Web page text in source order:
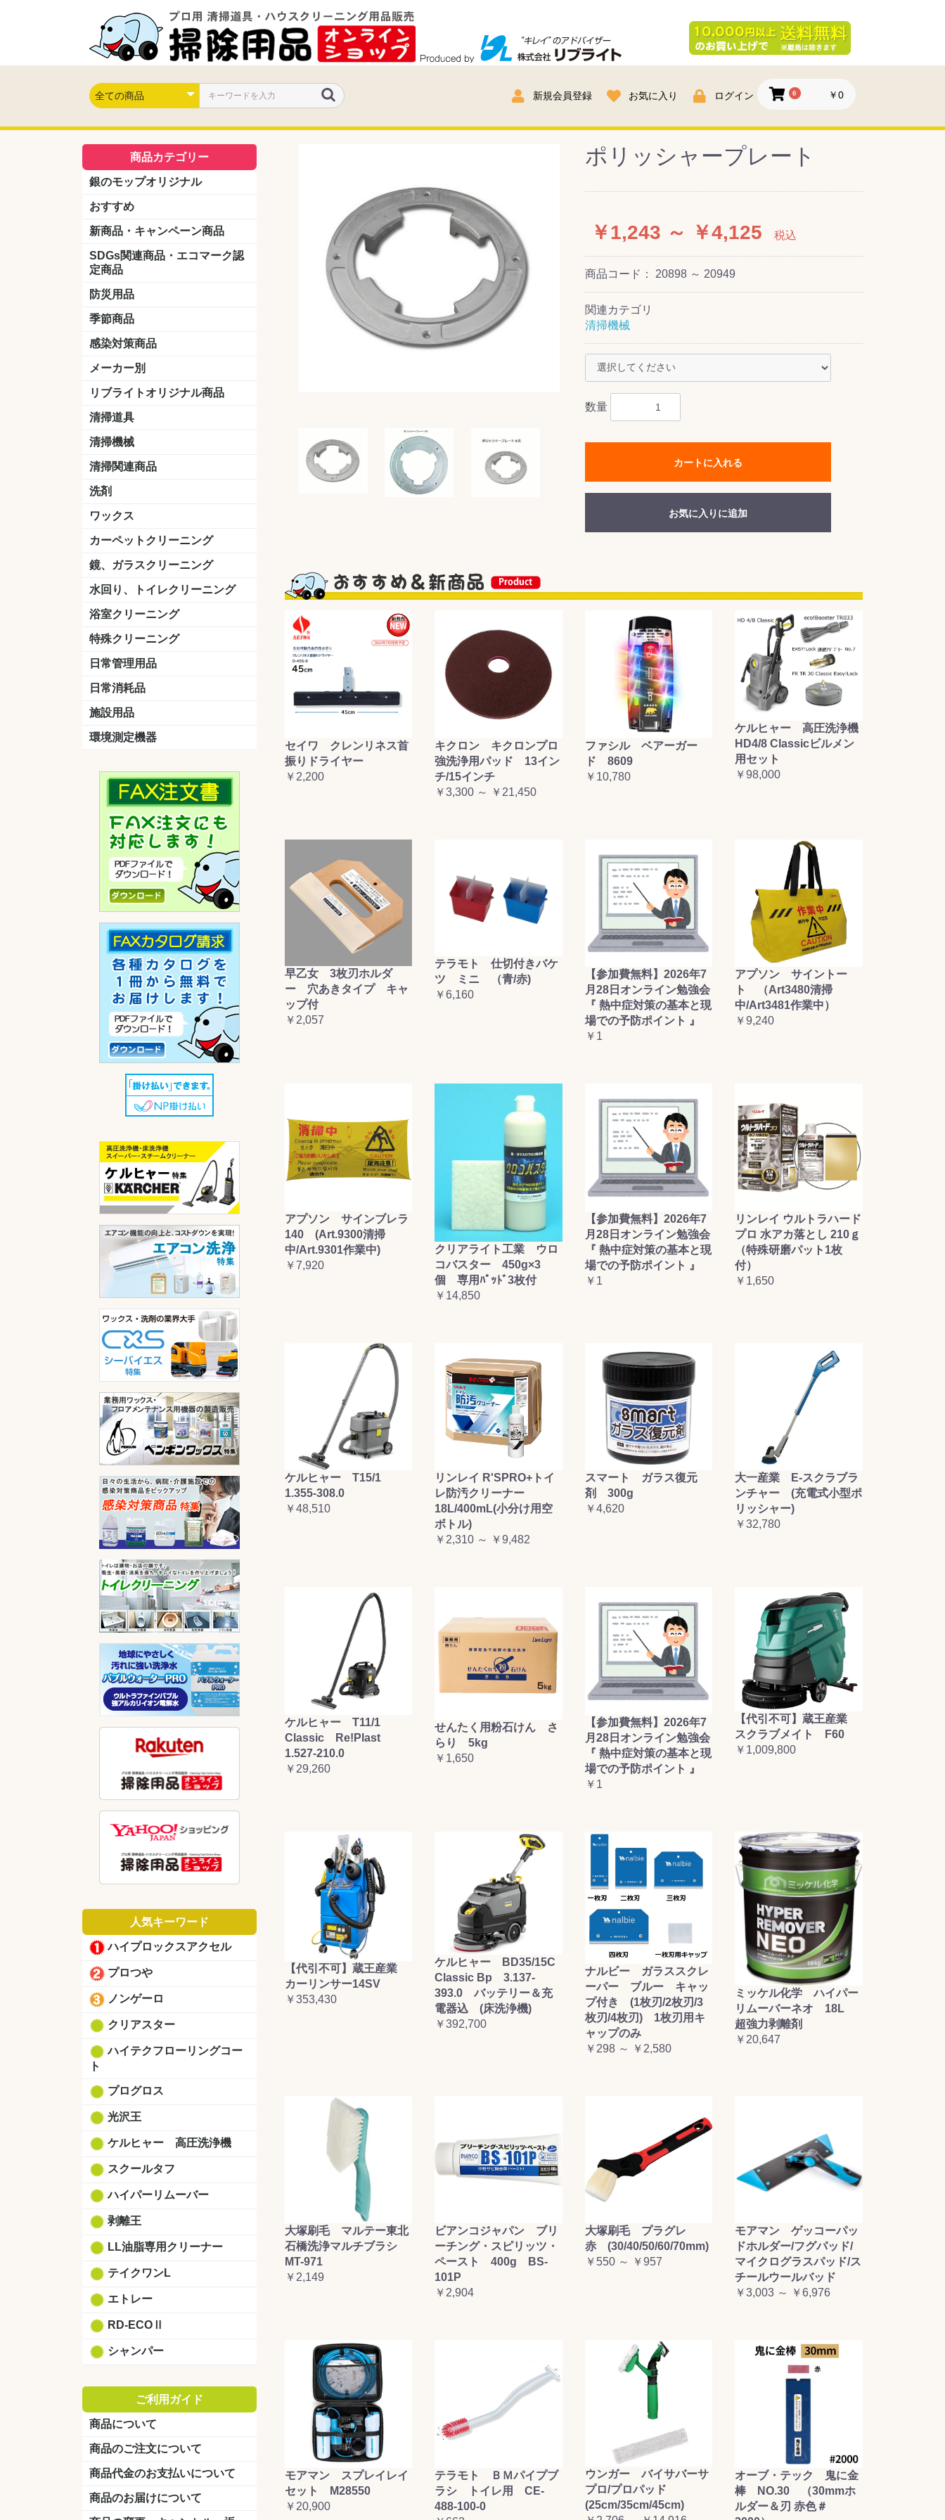
新規会員登録 お気に入り ログイン 0 ￥0
商品カテゴリー
銀のモップオリジナル
おすすめ
新商品・キャンペーン商品
キャンペーン商品
新製品
SDGs関連商品・エコマーク認
定商品
防災用品
季節商品
感染対策商品
おう吐物
除菌洗剤
うがい薬
マスク
手洗い石鹸
手指消毒
手袋
メーカー別
クオリティ
ニイタカ
シーバイエス
リンレイ
ペンギンワックス
横浜油脂工業
ミッケル化学（旧：スイショウ
ユシロ化学
コニシ
つやげん
ダイカ商事
スリーエムジャパン
山崎産業
テラモト
セイワ
エトレー
ラバーメイド
ジャパックス
日本サニパック
ケルヒャー
マキタ
ショーワグローブ
花王
サラヤ
アルボース
コスケム
ミヤキ
紺商
信徳ポミー
リブライトオリジナル商品
LLオレンジクリーナー
LL油脂専用クリーナー
LLワックスモップ
LL-21
マーベラスiL
清掃道具
ほうき
ちりとり
モップ及び関連品 ワンタッチ式モップ
水切りドライヤー
その他アタッチメント
(ワンタッチ式用)
モップ ワックス塗布
ハードフロア用ダストモップ
テラモト
その他
清掃機械
掃除機
ドライバキューム
アップライトバキューム
コードレスタイプ
高圧洗浄機
吸水機
カーペット用マシン
送風機
ポリッシャー スタンダード
高速回転
ハンディポリッシャー
関連商品
ポリッシャー・自動床洗浄機用
掃除機用紙パック
その他
清掃関連商品
ダストカート
台車
移動式バレット
脚立
モップハンガー
サインボード
光沢計
カーペット汚染度計
洗剤
床用表面洗浄剤
ハクリ剤
厨房用
工場用
石材用
サビ用
木材用
タイル用
外壁用
壁面用
手あか用
病院用
除菌用
ワックス
樹脂ワックス
半樹脂ワックス
フローリング用
病院用ワックス
中性ワックス
石材用
木床用
その他
カーペットクリーニング
洗剤
ブラシ
パット
その他
鏡、ガラスクリーニング
ガラスワイパー
シャンパー(ウオッシャー)
ガラススクイジー
ケレン
ツールホルダー
洗剤 うろこ取り
天井・高所作業
水回り、トイレクリーニング
洗剤
尿石除去剤
水アカ除去剤
排水管つまり除去剤
消臭・防臭剤
道具
浴室クリーニング
洗剤
バスクリーナー
道具
特殊クリーニング
石材
エアコン
リンス&中和剤&前処理
外壁
その他
日常管理用品
クリーナー
洗濯用洗剤
油汚れ落とし
サビ取り剤
タバコ専用消臭
日常消耗品
トイレットペーパー
ペーパータオル
便座除菌クリーナー
ポリ袋
施設用品
マット・他
ベンチ
灰皿
傘立
くず入れ
環境測定機器
人気キーワード
ハイプロックスアクセル
プロつや
ノンゲーロ
クリアスター
ハイテクフローリングコー
ト
プログロス
光沢王
ケルヒャー 高圧洗浄機
スクールタフ
ハイパーリムーバー
剥離王
LL油脂専用クリーナー
テイクワンL
エトレー
RD-ECOⅡ
シャンパー
ご利用ガイド
商品について
商品のご注文について
商品代金のお支払いについて
商品のお届けについて
ポリッシャープレート
￥1,243 ～ ￥4,125 税込
商品コード： 20898 ～ 20949
関連カテゴリ
清掃機械
数量
カートに入れる
お気に入りに追加
セイワ クレンリネス首
振りドライヤー
￥2,200
キクロン キクロンプロ
強洗浄用パッド 13イン
チ/15インチ
￥3,300 ～ ￥21,450
ファシル ベアーガー
ド 8609
￥10,780
ケルヒャー 高圧洗浄機
HD4/8 Classicビルメン
用セット
￥98,000
早乙女 3枚刃ホルダ
ー 穴あきタイプ キャ
ップ付
￥2,057
テラモト 仕切付きバケ
ツ ミニ （青/赤)
￥6,160
【参加費無料】2026年7
月28日オンライン勉強会
『 熱中症対策の基本と現
場での予防ポイント 』
￥1
アプソン サイントー
ト （Art3480清掃
中/Art3481作業中）
￥9,240
アプソン サインブレラ
140 (Art.9300清掃
中/Art.9301作業中)
￥7,920
クリアライト工業 ウロ
コバスター 450g×3
個 専用ﾊﾟｯﾄﾞ3枚付
￥14,850
【参加費無料】2026年7
月28日オンライン勉強会
『 熱中症対策の基本と現
場での予防ポイント 』
￥1
リンレイ ウルトラハード
プロ 水アカ落とし 210ｇ
（特殊研磨パット1枚
付）
￥1,650
ケルヒャー T15/1
1.355-308.0
￥48,510
リンレイ R'SPRO+トイ
レ防汚クリーナー
18L/400mL(小分け用空
ボトル)
￥2,310 ～ ￥9,482
スマート ガラス復元
剤 300g
￥4,620
大一産業 E-スクラブラ
ンチャー (充電式小型ポ
リッシャー)
￥32,780
ケルヒャー T11/1
Classic Re!Plast
1.527-210.0
￥29,260
せんたく用粉石けん さ
らり 5kg
￥1,650
【参加費無料】2026年7
月28日オンライン勉強会
『 熱中症対策の基本と現
場での予防ポイント 』
￥1
【代引不可】蔵王産業
スクラブメイト F60
￥1,009,800
【代引不可】蔵王産業
カーリンサー14SV
￥353,430
ケルヒャー BD35/15C
Classic Bp 3.137-
393.0 バッテリー＆充
電器込 (床洗浄機)
￥392,700
ナルビー ガラススクレ
ーパー ブルー キャッ
プ付き (1枚刃/2枚刃/3
枚刃/4枚刃) 1枚刃用キ
ャップのみ
￥298 ～ ￥2,580
ミッケル化学 ハイパー
リムーバーネオ 18L
超強力剥離剤
￥20,647
大塚刷毛 マルテー東北
石橋洗浄マルチブラシ
MT-971
￥2,149
ビアンコジャパン ブリ
ーチング・スピリッツ・
ペースト 400g BS-
101P
￥2,904
大塚刷毛 プラグレ
赤 (30/40/50/60/70mm)
￥550 ～ ￥957
モアマン ゲッコーパッ
ドホルダー/フグパッド/
マイクログラスパッド/ス
チールウールバッド
￥3,003 ～ ￥6,976
モアマン スプレイレイ
セット M28550
￥20,900
テラモト ＢＭパイプブ
ラシ トイレ用 CE-
488-100-0
ウンガー バイサバーサ
プロ/プロパッド
(25cm/35cm/45cm)
オーブ・テック 鬼に金
棒 NO.30 （30mmホ
ルダー＆刃 赤色＃